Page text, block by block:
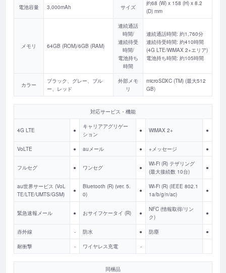
電池容量 3,000mAh サイズ
約68 (W) x 158 (H) x 8.2
(D) mm
メモリ 64GB (ROM)/6GB (RAM)
連続通話
時間/
連続待受
時間/
電池持ち
時間
連続通話時間: 約1,760分
連続待受時間: 約410時間
(4G LTE/WiMAX 2+エリア)
電池持ち時間: 約105時間
カラー
ブラック、グレー、ブル
ー、レッド
外部メモ
リ
microSDXC (TM) (最大512
GB)
対応サービス・機能
4G LTE ●
キャリアアグリゲー
ション
● WiMAX 2+ ●
VoLTE ● auメール ● +メッセージ ●
フルセグ ● ワンセグ ●
Wi-Fi (R) テザリング
(最大接続数 10台)
●
au世界サービス (VoL
TE/LTE/UMTS/GSM)
●
Bluetooth (R) (ver. 5.
0)
●
Wi-Fi (R) (IEEE 802.1
1a/b/g/n/ac)
●
緊急速報メール ● おサイフケータイ (R) ●
NFC (情報取得/リン
ク)
●
赤外線 - 防水 ● 防塵 ●
耐衝撃 - ワイヤレス充電 -
同梱品